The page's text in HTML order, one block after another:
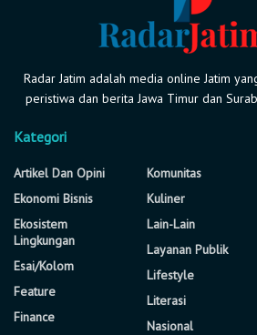
Radar Jatim adalah media online Jatim
peristiwa dan berita Jawa Timur dan
Kategori
Artikel Dan Opini
Ekonomi Bisnis
Ekosistem
Lingkungan
Esai/Kolom
Feature
Finance
Komunitas
Kuliner
Lain-Lain
Layanan Publik
Lifestyle
Literasi
Nasional